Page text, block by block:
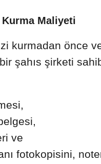
Kurma Maliyeti
kurmadan önce
şahıs şirketi
ve
fotokopisini,